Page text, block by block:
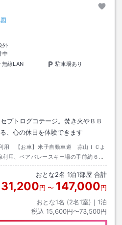
外
中
無線LAN
駐車場あり
プトログコテージ。焚き火やＢＢ
、心の休日を体験できます
利用 【お車】米子自動車道 蒜山ＩＣよ
用、ベアバレースキー場の手前約６０
おとな2名 1泊1部屋 合計
31,200円 〜 147,000円
おとな1名 (2名1室)｜ 1泊
税込 15,600円〜73,500円